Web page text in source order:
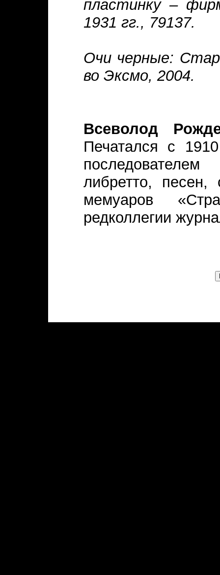
пластинку –
1931 гг., 79137.
Очи черные:
во Эксмо, 2004.
Всеволод
Печатался с
либретто, песен,
мемуаров
редколлегии